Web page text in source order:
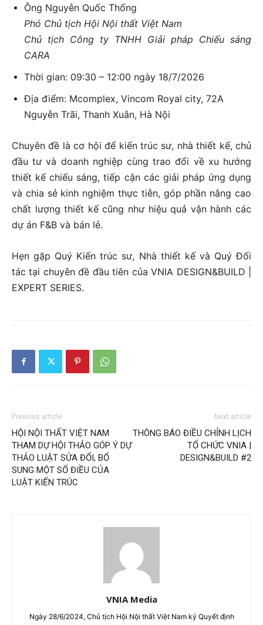
Ông Nguyễn Quốc Thống
Phó Chủ tịch Hội Nội thất Việt Nam
Chủ tịch Công ty TNHH Giải pháp Chiếu sáng
CARA
Thời gian: 09:30 – 12:00 ngày 18/7/2026
Địa điểm: Mcomplex, Vincom Royal city, 72A
Nguyễn Trãi, Thanh Xuân, Hà Nội
Chuyên đề là cơ hội để kiến trúc sư, nhà thiết kế, chủ
đầu tư và doanh nghiệp cùng trao đổi về xu hướng
thiết kế chiếu sáng, tiếp cận các giải pháp ứng dụng
và chia sẻ kinh nghiệm thực tiễn, góp phần nâng cao
chất lượng thiết kế cũng như hiệu quả vận hành các
dự án F&B và bán lẻ.
Hẹn gặp Quý Kiến trúc sư, Nhà thiết kế và Quý Đối
tác tại chuyên đề đầu tiên của VNIA DESIGN&BUILD |
EXPERT SERIES.
Previous article
HỘI NỘI THẤT VIỆT NAM
THAM DỰ HỘI THẢO GÓP Ý DỰ
THẢO LUẬT SỬA ĐỔI, BỔ
SUNG MỘT SỐ ĐIỀU CỦA
LUẬT KIẾN TRÚC
Next article
THÔNG BÁO ĐIỀU CHỈNH LỊCH
TỔ CHỨC VNIA |
DESIGN&BUILD #2
VNIA Media
Ngày 28/6/2024, Chủ tịch Hội Nội thất Việt Nam ký Quyết định